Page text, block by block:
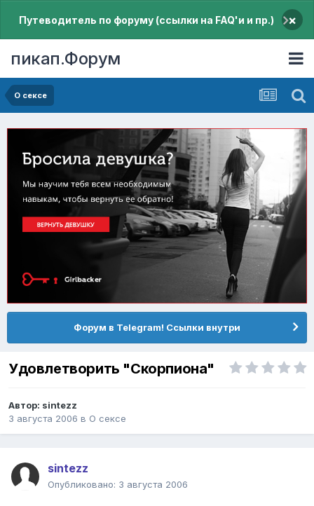
Путеводитель по форуму (ссылки на FAQ'и и пр.) ×
пикап.Форум
О сексе
Форум в Telegram! Ссылки внутри
Удовлетворить "Скорпиона"
Автор: sintezz
3 августа 2006 в О сексе
sintezz
Опубликовано: 3 августа 2006